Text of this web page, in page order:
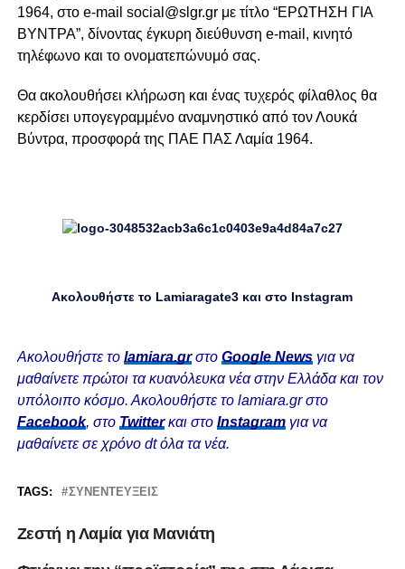
1964, στο e-mail social@slgr.gr με τίτλο “ΕΡΩΤΗΣΗ ΓΙΑ
ΒΥΝΤΡΑ”, δίνοντας έγκυρη διεύθυνση e-mail, κινητό
τηλέφωνο και το ονοματεπώνυμό σας.
Θα ακολουθήσει κλήρωση και ένας τυχερός φίλαθλος θα
κερδίσει υπογεγραμμένο αναμνηστικό από τον Λουκά
Βύντρα, προσφορά της ΠΑΕ ΠΑΣ Λαμία 1964.
Ακολουθήστε το Lamiaragate3 και στο Instagram
Ακολουθήστε το lamiara.grστο Google Newsγια να
μαθαίνετε πρώτοι τα κυανόλευκα νέα στην Ελλάδα και τον
υπόλοιπο κόσμο. Ακολουθήστε το lamiara.gr στο
Facebook, στο Twitterκαι στο Instagram για να
μαθαίνετε σε χρόνο dt όλα τα νέα.
TAGS: ΣΥΝΕΝΤΕΎΞΕΙΣ
Ζεστή η Λαμία για Μανιάτη